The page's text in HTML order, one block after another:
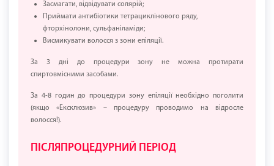
Засмагати, відвідувати солярій;
Приймати антибіотики тетрациклінового ряду,
фторхінолони, сульфаніламіди;
Висмикувати волосся з зони епіляції.
За 3 дні до процедури зону не можна протирати
спиртовмісними засобами.
За 4-8 годин до процедури зону епіляції необхідно поголити
(якщо «Ексклюзив» – процедуру проводимо на відросле
волосся!).
ПІСЛЯПРОЦЕДУРНИЙ ПЕРІОД